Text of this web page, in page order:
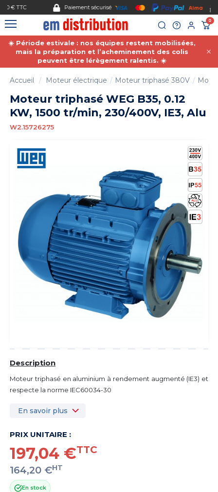
Paiement sécurisé
0
☀️ Période estivale : nos équipes restent mobilisées,
mais la préparation et l’acheminement des colis
peuvent être lérègement ralentis. ☀️
Accueil Moteur électrique Moteur triphasé 380V
Moteur triphasé WEG B35, 0.12
KW, 1500 tr/min, 230/400V, IE3, Alu
W2.15726275
Description
Moteur triphasé en aluminium à rendement augmenté (IE3) et
respecte la norme IEC60034-30
En savoir plus
PRIX UNITAIRE :
197,04 €TTC
164,20 €HT
En stock
Gestion des cookies